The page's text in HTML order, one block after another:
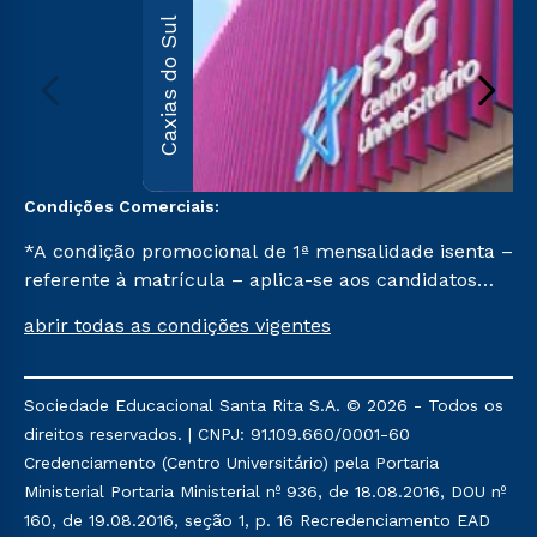
Caxias do Sul
Condições Comerciais:
*A condição promocional de 1ª mensalidade isenta –
referente à matrícula – aplica-se aos candidatos
na prova on-line ou agendada, que ofertam bolsas
semestre de 2023, que ainda não tenham efetivado
e/ou não tenham cancelado ou trancado sua
matrícula em uma das Instituições da Cruzeiro do
Sul Educacional, no período de 1 ano. Tais condições
não se aplicam aos cursos de Medicina, e também
abrir todas as condições vigentes
Sociedade Educacional Santa Rita S.A. © 2026 - Todos os
direitos reservados. | CNPJ: 91.109.660/0001-60
Credenciamento (Centro Universitário) pela Portaria
Ministerial Portaria Ministerial nº 936, de 18.08.2016, DOU nº
160, de 19.08.2016, seção 1, p. 16 Recredenciamento EAD